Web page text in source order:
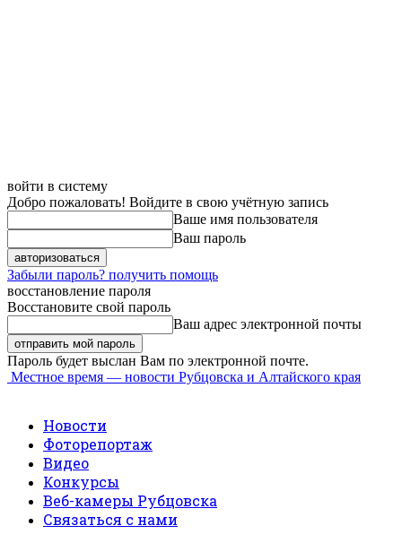
войти в систему
Добро пожаловать! Войдите в свою учётную запись
Ваше имя пользователя
Ваш пароль
Забыли пароль? получить помощь
восстановление пароля
Восстановите свой пароль
Ваш адрес электронной почты
Пароль будет выслан Вам по электронной почте.
Местное время — новости Рубцовска и Алтайского края
Новости
Фоторепортаж
Видео
Конкурсы
Веб-камеры Рубцовска
Связаться с нами